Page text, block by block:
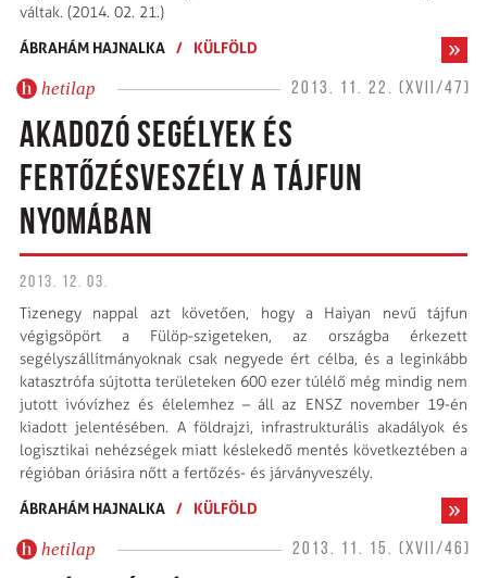
váltak. (2014. 02. 21.)
ÁBRAHÁM HAJNALKA / KÜLFÖLD
hetilap 2013. 11. 22. (XVII/47)
AKADOZÓ SEGÉLYEK ÉS
FERTŐZÉSVESZÉLY A TÁJFUN
NYOMÁBAN
2013. 12. 03.
Tizenegy nappal azt követően, hogy a Haiyan nevű tájfun
végigsöpört a Fülöp-szigeteken, az országba érkezett
segélyszállítmányoknak csak negyede ért célba, és a leginkább
katasztrófa sújtotta területeken 600 ezer túlélő még mindig nem
jutott ivóvízhez és élelemhez – áll az ENSZ november 19-én
kiadott jelentésében. A földrajzi, infrastrukturális akadályok és
logisztikai nehézségek miatt késlekedő mentés következtében a
régióban óriásira nőtt a fertőzés- és járványveszély.
ÁBRAHÁM HAJNALKA / KÜLFÖLD
hetilap 2013. 11. 15. (XVII/46)